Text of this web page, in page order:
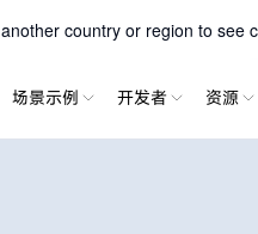
country or region to see
TextIn xParse
场景示例 开发者 资源